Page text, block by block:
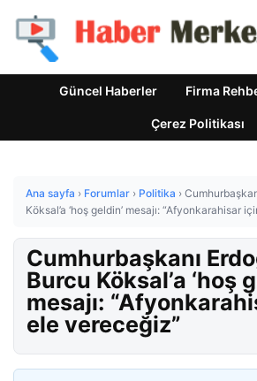
Güncel Haberler Firma
Çerez Politikası
Ana sayfa › Forumlar › Politika ›
Köksal’a ‘hoş geldin’ mesajı: “Afyonkarahisar
Cumhurbaşkanı
Burcu Köksal’a ‘hoş
mesajı:
ele vereceğiz”